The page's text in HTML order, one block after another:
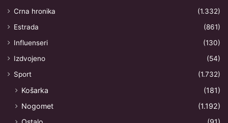
Crna hronika
(1.332)
Estrada
(861)
Influenseri
(130)
Izdvojeno
(54)
Sport
(1.732)
Košarka
(181)
Nogomet
(1.192)